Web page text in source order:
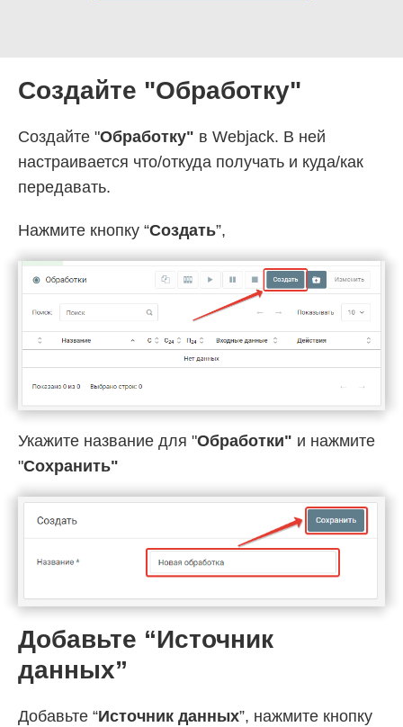
Создайте "Обработку"
Создайте "Обработку" в Webjack. В ней
настраивается что/откуда получать и куда/как
передавать.
Нажмите кнопку “Создать”,
Укажите название для "Обработки" и нажмите
"Cохранить"
Добавьте “Источник
данных”
Добавьте “Источник данных”, нажмите кнопку